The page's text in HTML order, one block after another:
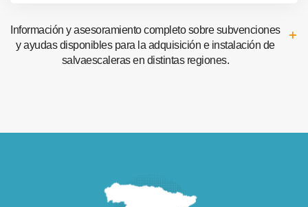
Información y asesoramiento completo sobre subvenciones
y ayudas disponibles para la adquisición e instalación de
salvaescaleras en distintas regiones.